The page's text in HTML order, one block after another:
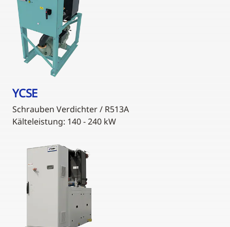
YCSE
Schrauben Verdichter / R513A
Kälteleistung: 140 - 240 kW